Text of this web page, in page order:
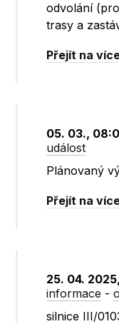
odvolání
trasy a
Přejít na
05. 03.,
událost
Plánovaný
Přejít na
25. 04.
informace -
silnice III/